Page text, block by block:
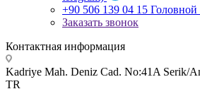
+90 506 139 04 15 Головной
Заказать звонок
Контактная информация
Kadriye Mah. Deniz Cad. No:41A Serik/
TR